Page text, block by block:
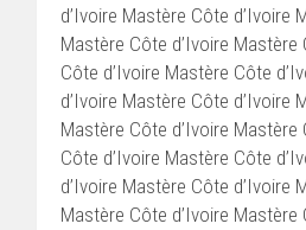
d’Ivoire Mastère Côte d’Ivoire
Mastère Côte d’Ivoire Mastère
Côte d’Ivoire Mastère Côte
d’Ivoire Mastère Côte d’Ivoire
Mastère Côte d’Ivoire Mastère
Côte d’Ivoire Mastère Côte
d’Ivoire Mastère Côte d’Ivoire
Mastère Côte d’Ivoire Mastère